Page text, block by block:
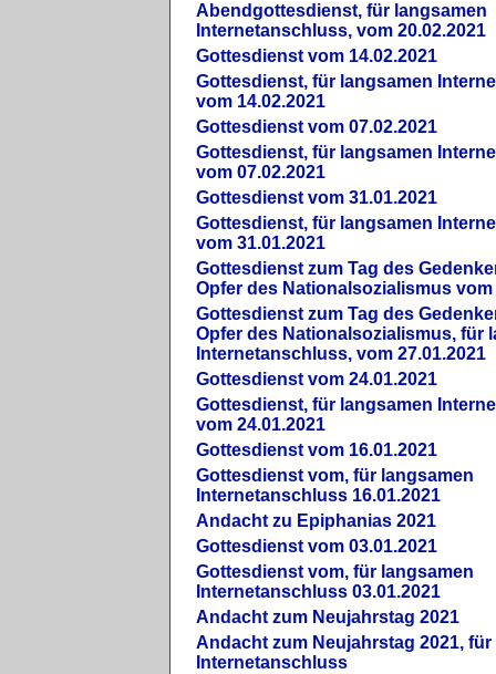
Abendgottesdienst, für langsamen
Internetanschluss, vom 20.02.2021
Gottesdienst vom 14.02.2021
Gottesdienst, für langsamen
vom 14.02.2021
Gottesdienst vom 07.02.2021
Gottesdienst, für langsamen
vom 07.02.2021
Gottesdienst vom 31.01.2021
Gottesdienst, für langsamen
vom 31.01.2021
Gottesdienst zum Tag des
Opfer des Nationalsozialismus vom
Gottesdienst zum Tag des
Opfer des Nationalsozialismus, für
Internetanschluss, vom 27.01.2021
Gottesdienst vom 24.01.2021
Gottesdienst, für langsamen
vom 24.01.2021
Gottesdienst vom 16.01.2021
Gottesdienst vom, für langsamen
Internetanschluss 16.01.2021
Andacht zu Epiphanias 2021
Gottesdienst vom 03.01.2021
Gottesdienst vom, für langsamen
Internetanschluss 03.01.2021
Andacht zum Neujahrstag 2021
Andacht zum Neujahrstag 2021,
Internetanschluss